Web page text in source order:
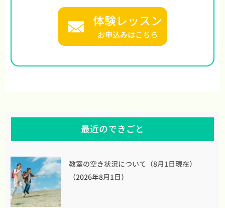
体験レッスン
お申込みはこちら
最近のできごと
教室の空き状況について（8月1日現在）
（2026年8月1日）